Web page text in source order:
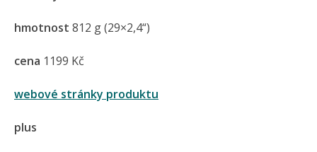
hmotnost 812 g (29×2,4“)
cena 1199 Kč
webové stránky produktu
plus